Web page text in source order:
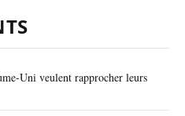
Uni veulent rapprocher leurs